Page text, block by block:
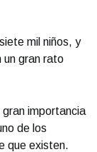
mil niños, y
un gran rato
gran importancia
de los
que existen.